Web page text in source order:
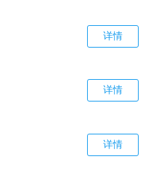
详情
详情
详情